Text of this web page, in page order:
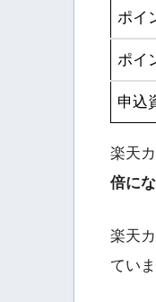
ポイ
ポイ
申込
楽天
倍に
楽天
ていま